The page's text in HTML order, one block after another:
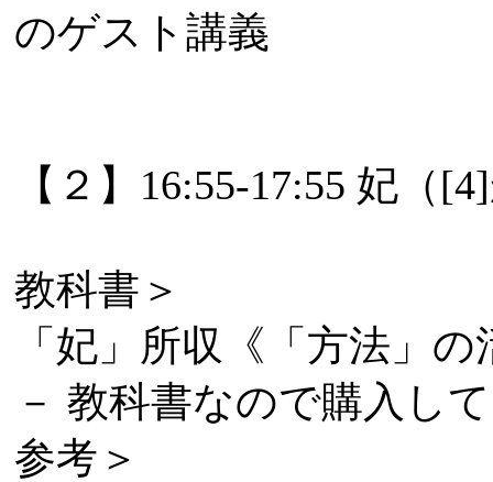
のゲスト講義
【２】16:55-17:55 妃（
教科書＞
「妃」所収《「方法」
－ 教科書なので購入し
参考＞